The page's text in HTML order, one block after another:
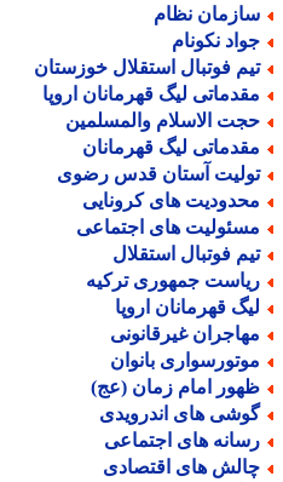
نظام
نکونام
فوتبال استقلال خوزستان
لیگ قهرمانان اروپا
الاسلام والمسلمین
لیگ قهرمانان
آستان قدس رضوی
های کرونایی
های اجتماعی
فوتبال استقلال
جمهوری ترکیه
قهرمانان اروپا
غیرقانونی
بانوان
امام زمان (عج)
های اندرویدی
های اجتماعی
های اقتصادی